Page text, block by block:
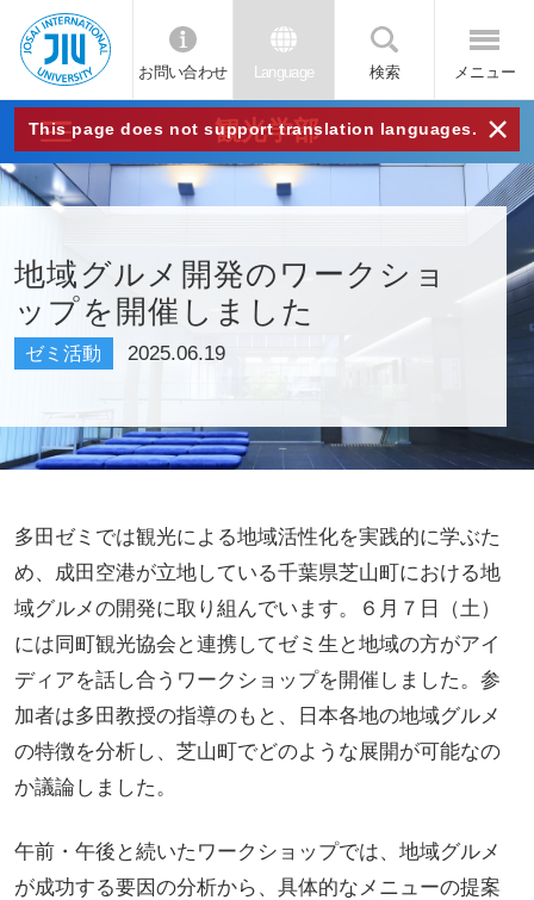
JIU
城西
国際
大学
お問い合わせ Language 検索 メニュー
This page does not support translation languages. ×
観光学部
地域グルメ開発のワークショ
ップを開催しました
ゼミ活動 2025.06.19
多田ゼミでは観光による地域活性化を実践的に学ぶた
め、成田空港が立地している千葉県芝山町における地
域グルメの開発に取り組んでいます。６月７日（土）
には同町観光協会と連携してゼミ生と地域の方がアイ
ディアを話し合うワークショップを開催しました。参
加者は多田教授の指導のもと、日本各地の地域グルメ
の特徴を分析し、芝山町でどのような展開が可能なの
か議論しました。
午前・午後と続いたワークショップでは、地域グルメ
が成功する要因の分析から、具体的なメニューの提案